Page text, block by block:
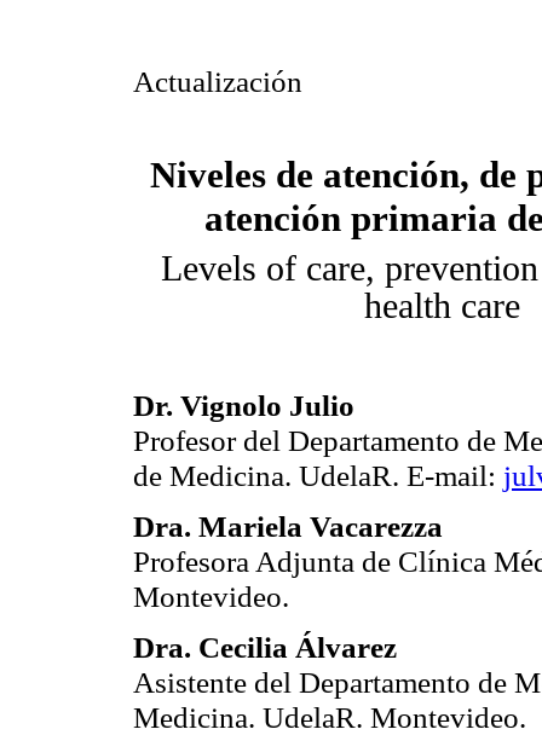
Actualización
Niveles de atención, de
atención primaria
Levels of care,
health care
Dr. Vignolo Julio
Profesor del Departamento de
de Medicina. UdelaR. E-mail:
Dra. Mariela Vacarezza
Profesora Adjunta de Clínica
Montevideo.
Dra. Cecilia Álvarez
Asistente del Departamento de
Medicina. UdelaR. Montevideo.